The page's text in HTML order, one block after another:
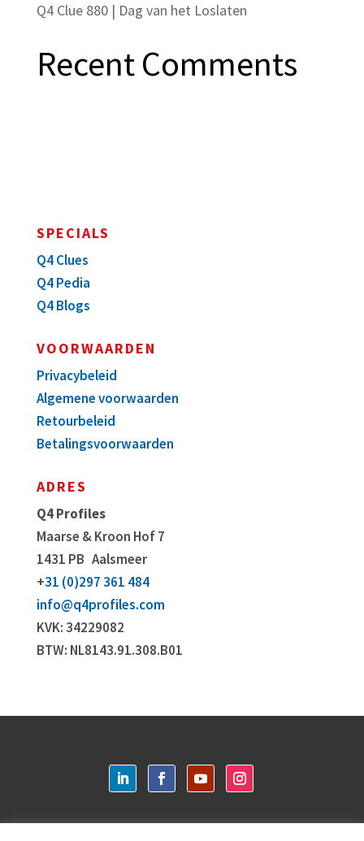
Q4 Clue 880 | Dag van het Loslaten
Recent Comments
SPECIALS
Q4 Clues
Q4 Pedia
Q4 Blogs
VOORWAARDEN
Privacybeleid
Algemene voorwaarden
Retourbeleid
Betalingsvoorwaarden
ADRES
Q4 Profiles
Maarse & Kroon Hof 7
1431 PB Aalsmeer
+31 (0)297 361 484
info@q4profiles.com
KVK: 34229082
BTW: NL8143.91.308.B01